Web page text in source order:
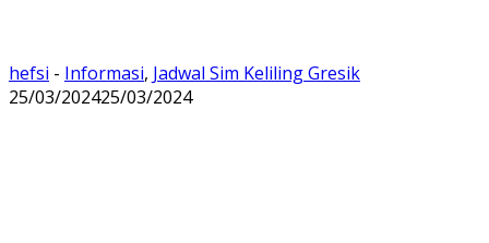
hefsi - Informasi, Jadwal Sim Keliling Gresik
25/03/202425/03/2024